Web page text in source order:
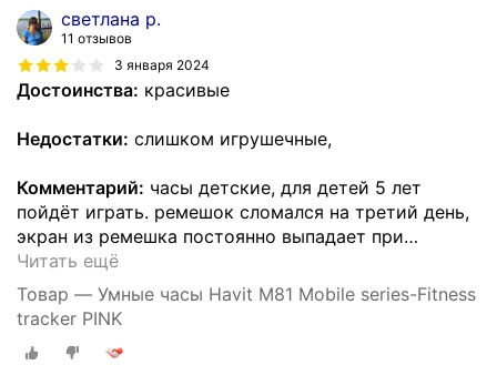
светлана р.
11 отзывов
3 января 2024
Достоинства: красивые
Недостатки: слишком игрушечные,
Комментарий: часы детские, для детей 5 лет
пойдёт играть. ремешок сломался на третий день,
экран из ремешка постоянно выпадает при…
Читать ещё
Товар — Умные часы Havit M81 Mobile series-Fitness
tracker PINK